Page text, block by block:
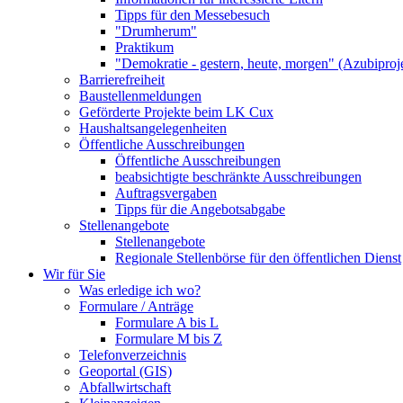
Tipps für den Messebesuch
"Drumherum"
Praktikum
"Demokratie - gestern, heute, morgen"
Barrierefreiheit
Baustellenmeldungen
Geförderte Projekte beim LK Cux
Haushaltsangelegenheiten
Öffentliche Ausschreibungen
Öffentliche Ausschreibungen
beabsichtigte beschränkte Ausschreibungen
Auftragsvergaben
Tipps für die Angebotsabgabe
Stellenangebote
Stellenangebote
Regionale Stellenbörse für den öffentlichen Dienst
Wir für Sie
Was erledige ich wo?
Formulare / Anträge
Formulare A bis L
Formulare M bis Z
Telefonverzeichnis
Geoportal (GIS)
Abfallwirtschaft